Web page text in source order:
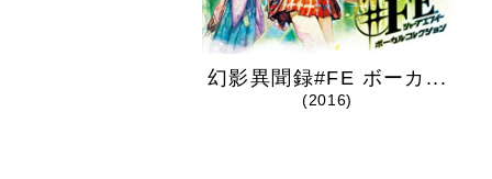
幻影異聞録#FE ボーカ...
(2016)